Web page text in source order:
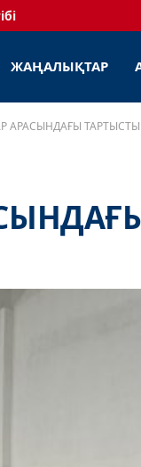
ЖАҢАЛЫҚТАР
АРАСЫНДАҒЫ